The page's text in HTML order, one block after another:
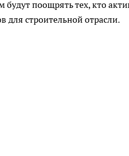
будут поощрять тех, кто
для строительной отрасли.